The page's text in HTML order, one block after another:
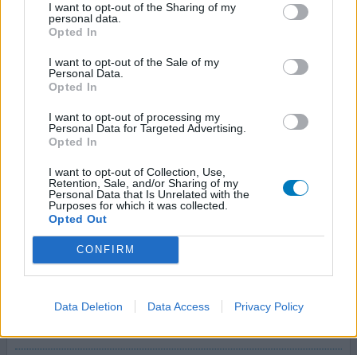
I want to opt-out of the Sharing of my
personal data.
Opted In
I want to opt-out of the Sale of my
Personal Data.
Opted In
I want to opt-out of processing my
Personal Data for Targeted Advertising.
Opted In
I want to opt-out of Collection, Use,
Retention, Sale, and/or Sharing of my
Personal Data that Is Unrelated with the
Purposes for which it was collected.
Opted Out
CONFIRM
Data Deletion Data Access Privacy Policy
Sulfasalazine
14-04-2021 | Man | 61
sulfasalazine (500mg)
Reumatoïde artritis
Hoeveelheid bijwerkingen
geef mening
Sulfasalazine
06-10-2020 | Vrouw | 72
sulfasalazine (500mg)
Artritis